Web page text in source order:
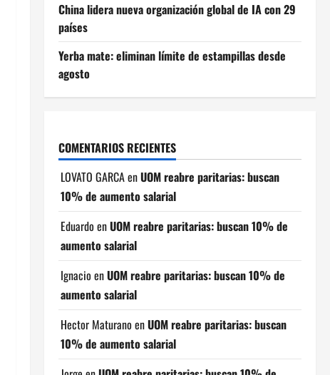
China lidera nueva organización global de IA con 29
países
Yerba mate: eliminan límite de estampillas desde
agosto
COMENTARIOS RECIENTES
LOVATO GARCAenUOM reabre paritarias: buscan
10% de aumento salarial
Eduardo enUOM reabre paritarias: buscan 10% de
aumento salarial
Ignacio enUOM reabre paritarias: buscan 10% de
aumento salarial
Hector Maturano enUOM reabre paritarias: buscan
10% de aumento salarial